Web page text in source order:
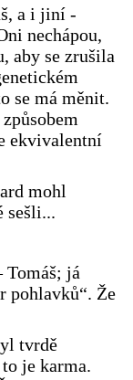
a i jiní -
nechápou,
aby se zrušila
se má měnit.
ekvivalentní
mohl
sešli...
Tomáš; já
pohlavků“. Že
tvrdě
je karma.